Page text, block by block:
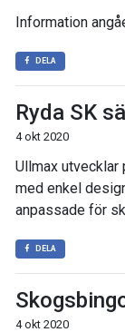
Information
DELA
Ryda SK
4 okt 2020
Ullmax
med enkel
anpassade för
DELA
4 okt 2020